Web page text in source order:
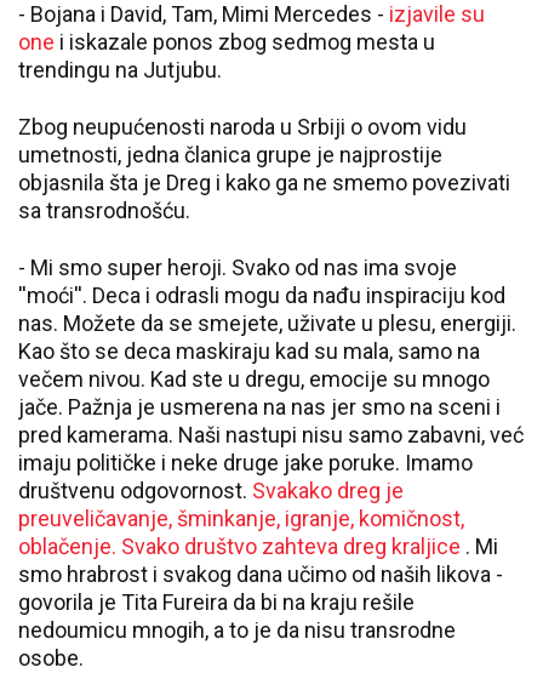
- Bojana i David, Tam, Mimi Mercedes - izjavile su
one i iskazale ponos zbog sedmog mesta u
trendingu na Jutjubu.
Zbog neupućenosti naroda u Srbiji o ovom vidu
umetnosti, jedna članica grupe je najprostije
objasnila šta je Dreg i kako ga ne smemo povezivati
sa transrodnošću.
- Mi smo super heroji. Svako od nas ima svoje
''moći''. Deca i odrasli mogu da nađu inspiraciju kod
nas. Možete da se smejete, uživate u plesu, energiji.
Kao što se deca maskiraju kad su mala, samo na
večem nivou. Kad ste u dregu, emocije su mnogo
jače. Pažnja je usmerena na nas jer smo na sceni i
pred kamerama. Naši nastupi nisu samo zabavni, već
imaju političke i neke druge jake poruke. Imamo
društvenu odgovornost. Svakako dreg je
preuveličavanje, šminkanje, igranje, komičnost,
oblačenje. Svako društvo zahteva dreg kraljice . Mi
smo hrabrost i svakog dana učimo od naših likova -
govorila je Tita Fureira da bi na kraju rešile
nedoumicu mnogih, a to je da nisu transrodne
osobe.